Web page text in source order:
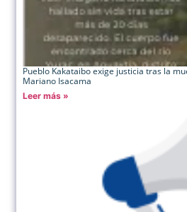
Pueblo Kakataibo exige justicia tras la
Mariano Isacama
Leer más »